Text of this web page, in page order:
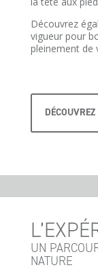
Découvrez
vigueur pour
pleinement de
UN
NATURE